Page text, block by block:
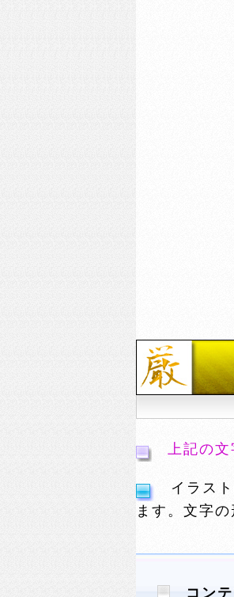
上記の文
イラスト
ます。文字
コン